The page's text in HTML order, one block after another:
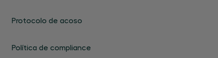
Protocolo de acoso
Política de compliance